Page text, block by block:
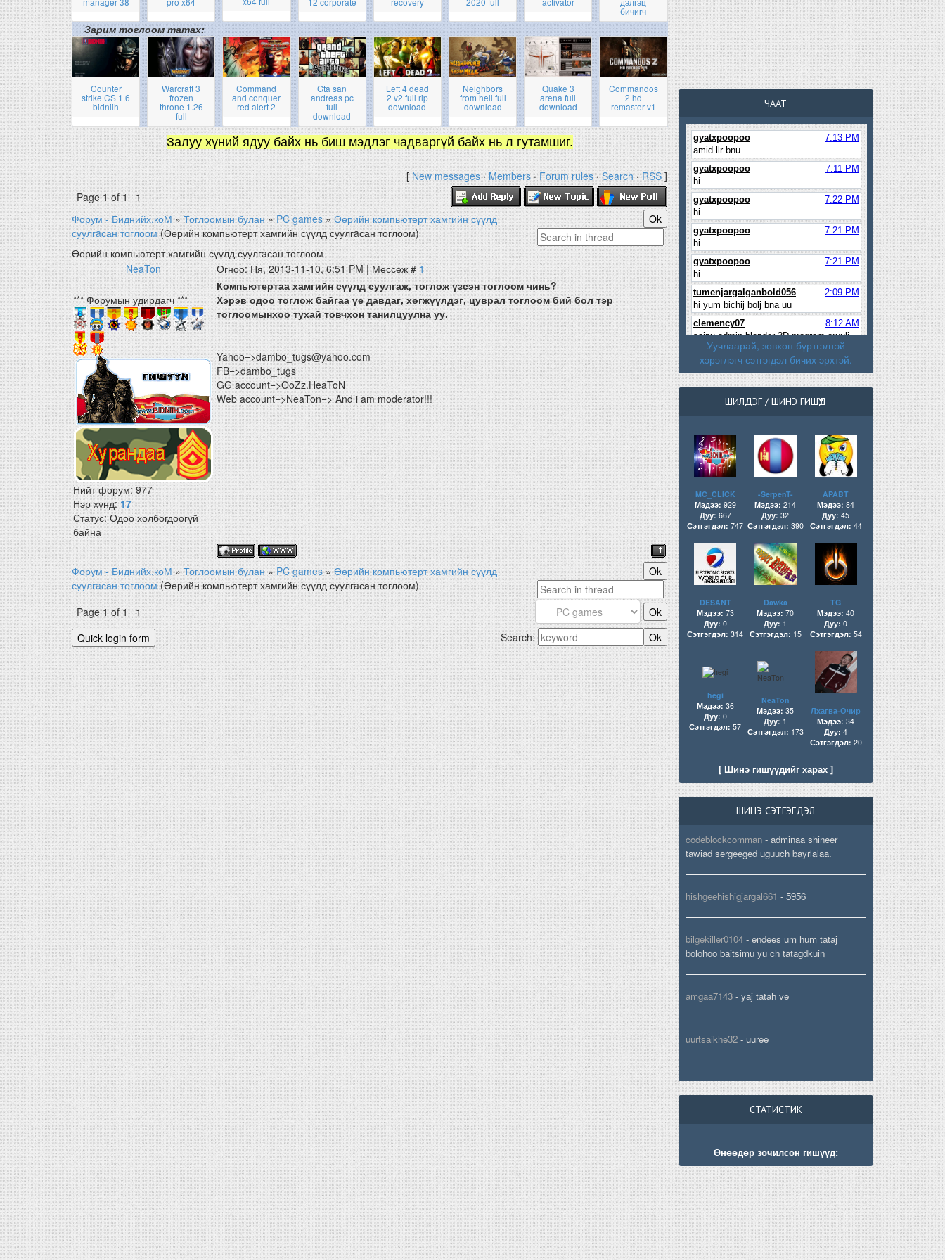
бичигч
Зарим тоглоом татах:
Counter
strike CS 1.6
bidniih
Warcraft 3
frozen
throne 1.26
full
Command
and conquer
red alert 2
Gta san
andreas pc
full
download
Left 4 dead
2 v2 full rip
download
Neighbors
from hell full
download
Quake 3
arena full
download
Commandos
2 hd
remaster v1
Залуу хүний ядуу байх нь биш мэдлэг чадваргүй байх нь л гутамшиг.
[New messages·Members·Forum rules·Search·RSS]
Page1of1
1
Форум - Биднийх.коМ » Тоглоомын булан » PC games » Өөрийн компьютерт хамгийн сүүлд
суулгaсан тоглоом (Өөрийн компьютерт хамгийн сүүлд суулгaсан тоглоом)
Өөрийн компьютерт хамгийн сүүлд суулгaсан тоглоом
NeaTon
Огноо: Ня, 2013-11-10, 6:51 PM | Мессеж #1
*** Форумын удирдагч ***
Нийт форум:977
Нэр хүнд:17
Статус:Одоо холбогдоогүй
байна
Компьютертаа хамгийн сүүлд суулгаж, тоглож үзсэн тоглоом чинь?
Хэрэв одоо тоглож байгаа үе давдаг, хөгжүүлдэг, цуврал тоглоом бий бол тэр
тоглоомынхоо тухай товчхон танилцуулна уу.
Yahoo=>dambo_tugs@yahoo.com
FB=>dambo_tugs
GG account=>OoZz.HeaToN
Web account=>NeaTon=> And i am moderator!!!
Форум - Биднийх.коМ » Тоглоомын булан » PC games » Өөрийн компьютерт хамгийн сүүлд
суулгaсан тоглоом (Өөрийн компьютерт хамгийн сүүлд суулгaсан тоглоом)
Page1of1
1
Search:
ЧААТ
Уучлаарай, зөвхөн бүртгэлтэй
хэрэглэгч сэтгэгдэл бичих эрхтэй.
ШИЛДЭГ / ШИНЭ ГИШҮҮД
MC_CLICK
Мэдээ: 929
Дуу: 667
Сэтгэгдэл:747
-SerpenT-
Мэдээ: 214
Дуу: 32
Сэтгэгдэл: 390
APABT
Мэдээ: 84
Дуу: 45
Сэтгэгдэл: 44
DESANT
Мэдээ: 73
Дуу: 0
Сэтгэгдэл:314
Dawka
Мэдээ: 70
Дуу: 1
Сэтгэгдэл: 15
TG
Мэдээ: 40
Дуу: 0
Сэтгэгдэл: 54
hegi
Мэдээ: 36
Дуу: 0
Сэтгэгдэл:57
NeaTon
Мэдээ: 35
Дуу: 1
Сэтгэгдэл: 173
Лхагва-Очир
Мэдээ: 34
Дуу: 4
Сэтгэгдэл: 20
[ Шинэ гишүүдийг харах ]
ШИНЭ СЭТГЭГДЭЛ
codeblockcomman- adminaa shineer
tawiad sergeeged uguuch bayrlalaa.
hishgeehishigjargal661 - 5956
bilgekiller0104- endees um hum tataj
bolohoo baitsimu yu ch tatagdkuin
amgaa7143- yaj tatah ve
uurtsaikhe32- uuree
СТАТИСТИК
Өнөөдөр зочилсон гишүүд: